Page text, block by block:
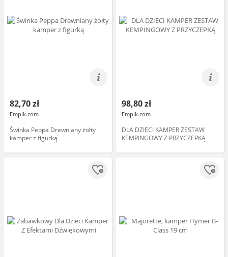
82,70 zł
Empik.com
Świnka Peppa Drewniany żołty
kamper z figurką
98,80 zł
Empik.com
DLA DZIECI KAMPER ZESTAW
KEMPINGOWY Z PRZYCZEPKĄ